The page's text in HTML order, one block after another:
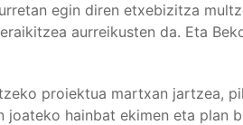
egin diren etxebizitza
aurreikusten da. Eta
proiektua martxan jartzea,
hainbat ekimen eta plan